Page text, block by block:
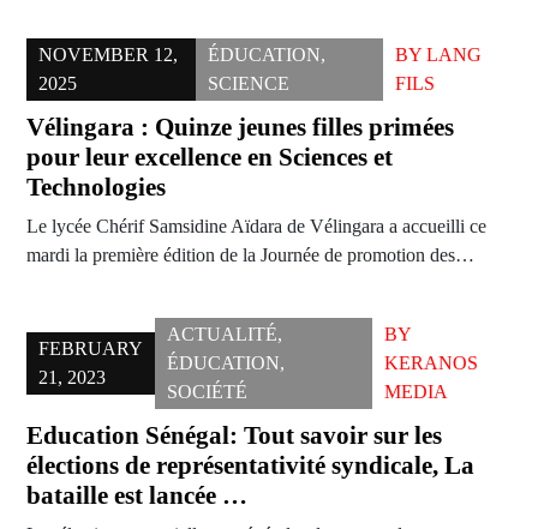
NOVEMBER 12,
2025
ÉDUCATION,
SCIENCE
BY LANG
FILS
Vélingara : Quinze jeunes filles primées
pour leur excellence en Sciences et
Technologies
Le lycée Chérif Samsidine Aïdara de Vélingara a accueilli ce
mardi la première édition de la Journée de promotion des…
FEBRUARY
21, 2023
ACTUALITÉ,
ÉDUCATION,
SOCIÉTÉ
BY
KERANOS
MEDIA
Education Sénégal: Tout savoir sur les
élections de représentativité syndicale, La
bataille est lancée …